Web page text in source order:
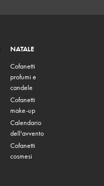
NATALE
Cofanetti
profumi e
candele
Cofanetti
make-up
Calendario
dell'avvento
Cofanetti
cosmesi